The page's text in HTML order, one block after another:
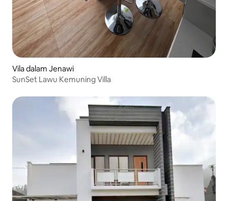
Vila dalam Jenawi
SunSet Lawu Kemuning Villa